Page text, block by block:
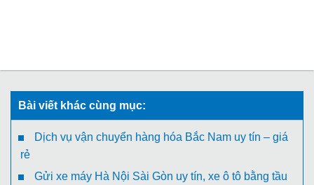
Bài viết khác cùng mục:
Dịch vụ vận chuyển hàng hóa Bắc Nam uy tín – giá
rẻ
Gửi xe máy Hà Nội Sài Gòn uy tín, xe ô tô bằng tầu